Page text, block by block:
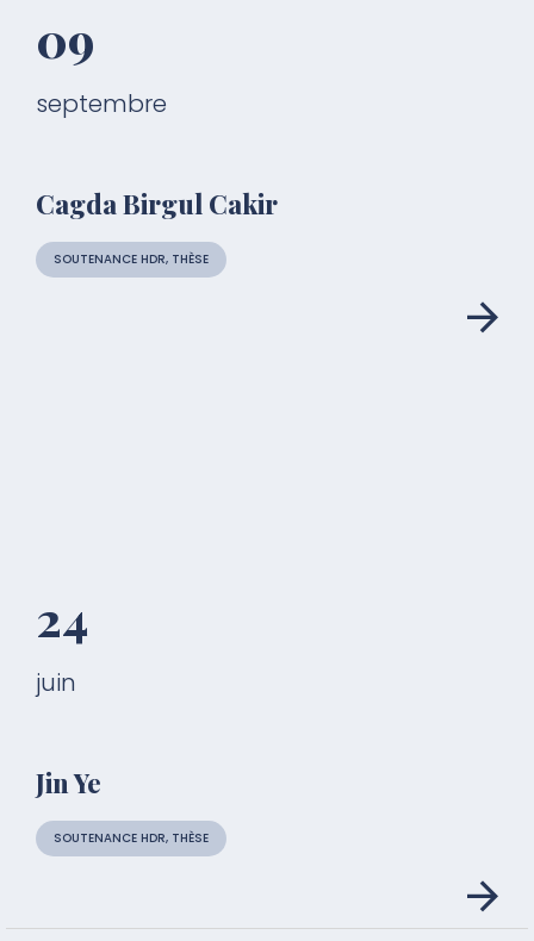
09
septembre
Cagda Birgul Cakir
SOUTENANCE HDR, THÈSE
24
juin
Jin Ye
SOUTENANCE HDR, THÈSE